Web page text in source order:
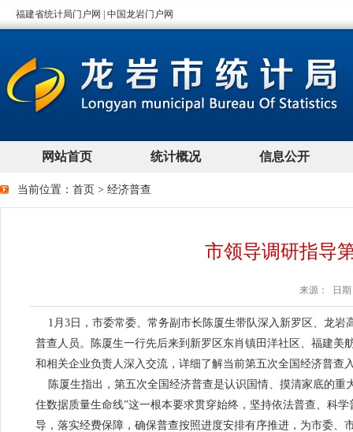
当前位置： 首页 > 经济普查
市领导调研指导
来源： 日期
1月3日，市委常委、常务副市长陈厦生带队深入新罗区、龙岩
普查人员。陈厦生一行先后来到新罗区东肖镇田洋社区、福建
和相关企业负责人深入交流，详细了解当前第五次全国经济普查
陈厦生指出，第五次全国经济普查是认识国情、摸清家底的重
住数据质量生命线”这一根本要求贯穿始终，坚持依法普查、科
导，落实经费保障，确保普查按照进度安排有序推进，为市委